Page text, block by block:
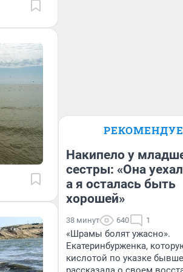
Накипело у
сестры: «Она
а я осталась быть
хорошей»
38 минут 640 1
«Шрамы болят ужасно».
Екатеринбурженка,
кислотой по указке